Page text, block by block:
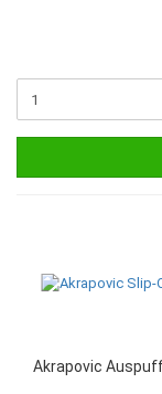
Akrapovic Auspuff